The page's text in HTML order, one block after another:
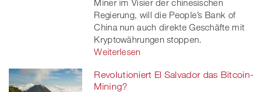
Regierung, will die People’s Bank of
China nun auch direkte Geschäfte mit
Kryptowährungen stoppen.
Weiterlesen
Revolutioniert El Salvador das Bitcoin-
Mining?